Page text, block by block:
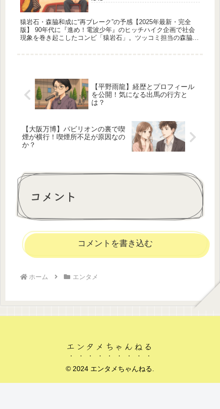
猿岩石・森脇和成に“再ブレーク”の予感【2025年最新・完全
版】 90年代に『進め！電波少年』のヒッチハイク企画で社会
現象を巻き起こしたコンビ「猿岩石」。ツッコミ担当の森脇和
【平野雨龍】経歴とプロフィール
を公開！気になる出馬の行方と
は？
【大阪万博】パビリオンの裏で喫
煙が横行！喫煙所不足が原因なの
か？
コメント
コメントを書き込む
ホーム エンタメ
エンタメちゃんねる
© 2024 エンタメちゃんねる.